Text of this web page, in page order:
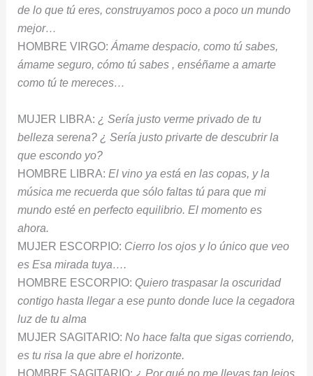
de lo que tú eres, construyamos poco a poco un mundo
mejor…
HOMBRE VIRGO:Ámame despacio, como tú sabes,
ámame seguro, cómo tú sabes , enséñame a amarte
como tú te mereces…
MUJER LIBRA: ¿ Sería justo verme privado de tu
belleza serena? ¿ Sería justo privarte de descubrir la
que escondo yo?
HOMBRE LIBRA:El vino ya está en las copas, y la
música me recuerda que sólo faltas tú para que mi
mundo esté en perfecto equilibrio. El momento es
ahora.
MUJER ESCORPIO: Cierro los ojos y lo único que veo
es Esa mirada tuya….
HOMBRE ESCORPIO: Quiero traspasar la oscuridad
contigo hasta llegar a ese punto donde luce la cegadora
luz de tu alma
MUJER SAGITARIO:No hace falta que sigas corriendo,
es tu risa la que abre el horizonte.
HOMBRE SAGITARIO: ¿ Por qué no me llevas tan lejos